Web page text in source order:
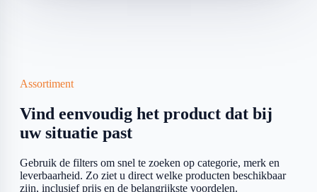
Assortiment
Vind eenvoudig het product dat bij
uw situatie past
Gebruik de filters om snel te zoeken op categorie, merk en
leverbaarheid. Zo ziet u direct welke producten beschikbaar
zijn, inclusief prijs en de belangrijkste voordelen.